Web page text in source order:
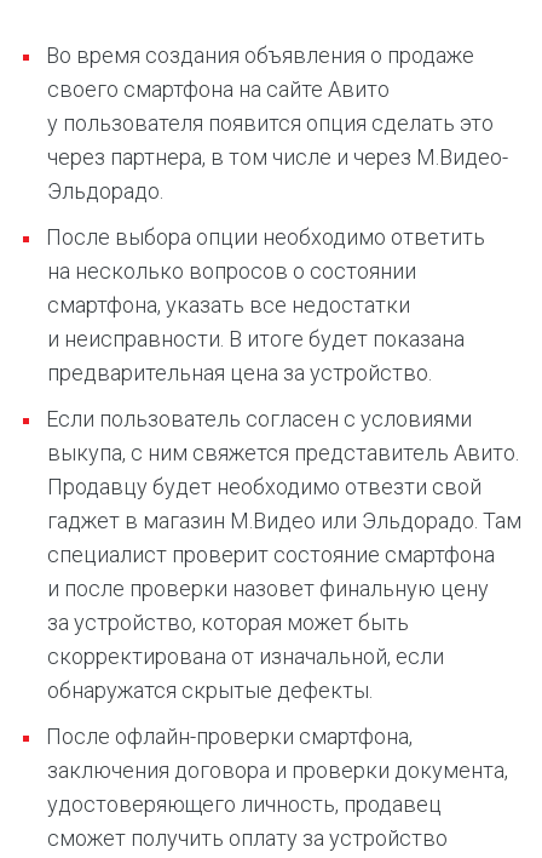
Во время создания объявления о продаже
своего смартфона на сайте Авито
у пользователя появится опция сделать это
через партнера, в том числе и через М.Видео-
Эльдорадо.
После выбора опции необходимо ответить
на несколько вопросов о состоянии
смартфона, указать все недостатки
и неисправности. В итоге будет показана
предварительная цена за устройство.
Если пользователь согласен с условиями
выкупа, с ним свяжется представитель Авито.
Продавцу будет необходимо отвезти свой
гаджет в магазин М.Видео или Эльдорадо. Там
специалист проверит состояние смартфона
и после проверки назовет финальную цену
за устройство, которая может быть
скорректирована от изначальной, если
обнаружатся скрытые дефекты.
После офлайн-проверки смартфона,
заключения договора и проверки документа,
удостоверяющего личность, продавец
сможет получить оплату за устройство